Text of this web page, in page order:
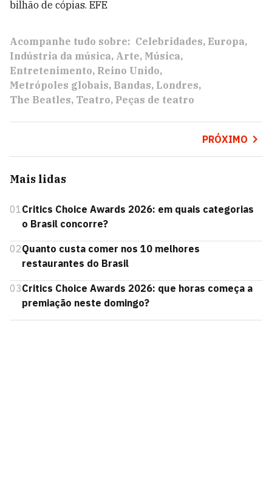
bilhão de cópias. EFE
Acompanhe tudo sobre: Celebridades Europa
Indústria da música Arte Música
Entretenimento Reino Unido
Metrópoles globais Bandas Londres
The Beatles Teatro Peças de teatro
PRÓXIMO
Mais lidas
01Critics Choice Awards 2026: em quais categorias
o Brasil concorre?
02Quanto custa comer nos 10 melhores
restaurantes do Brasil
03Critics Choice Awards 2026: que horas começa a
premiação neste domingo?